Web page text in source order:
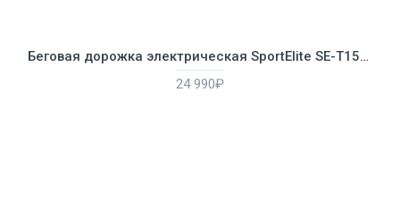
Беговая дорожка электрическая SportElite SE-T1509
24 990₽